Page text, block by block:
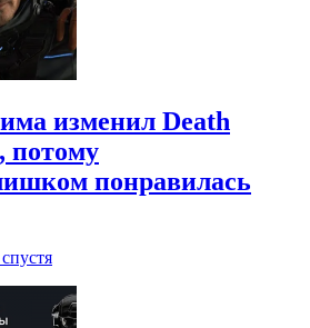
изменил Death
потому
понравилась